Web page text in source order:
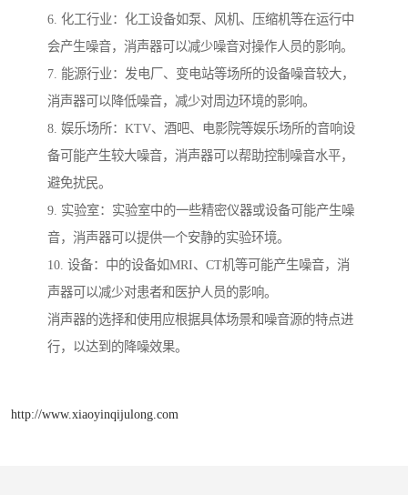
6. 化工行业：化工设备如泵、风机、压缩机等在运行中
会产生噪音，消声器可以减少噪音对操作人员的影响。
7. 能源行业：发电厂、变电站等场所的设备噪音较大，
消声器可以降低噪音，减少对周边环境的影响。
8. 娱乐场所：KTV、酒吧、电影院等娱乐场所的音响设
备可能产生较大噪音，消声器可以帮助控制噪音水平，
避免扰民。
9. 实验室：实验室中的一些精密仪器或设备可能产生噪
音，消声器可以提供一个安静的实验环境。
10. 设备：中的设备如MRI、CT机等可能产生噪音，消
声器可以减少对患者和医护人员的影响。
消声器的选择和使用应根据具体场景和噪音源的特点进
行，以达到的降噪效果。
http://www.xiaoyinqijulong.com